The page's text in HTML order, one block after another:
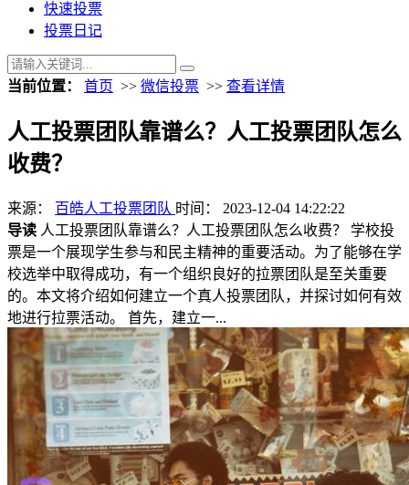
快速投票
投票日记
当前位置： 首页 >> 微信投票 >> 查看详情
人工投票团队靠谱么？人工投票团队怎么
收费？
来源： 百皓人工投票团队 时间： 2023-12-04 14:22:22
导读 人工投票团队靠谱么？人工投票团队怎么收费？ 学校投
票是一个展现学生参与和民主精神的重要活动。为了能够在学
校选举中取得成功，有一个组织良好的拉票团队是至关重要
的。本文将介绍如何建立一个真人投票团队，并探讨如何有效
地进行拉票活动。 首先，建立一...